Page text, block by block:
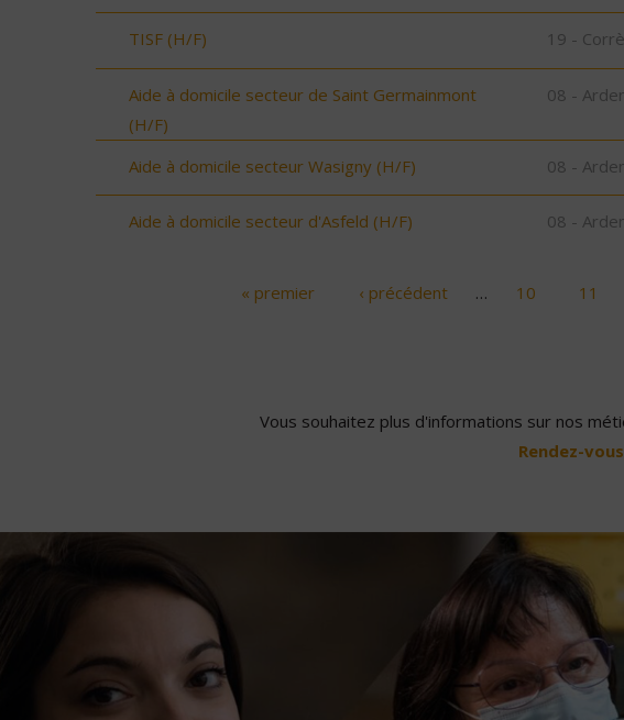
TISF (H/F) 19 -
Aide à domicile secteur de Saint Germainmont
(H/F)
08 -
Aide à domicile secteur Wasigny (H/F) 08 -
Aide à domicile secteur d'Asfeld (H/F) 08 -
« premier ‹ précédent … 10 11
Vous souhaitez plus d'informations sur nos
Rendez-